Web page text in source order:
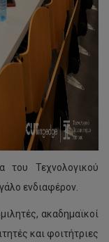
του Τεχνολογικού
ενδιαφέρον.
ακαδημαϊκοί
και φοιτήτριες